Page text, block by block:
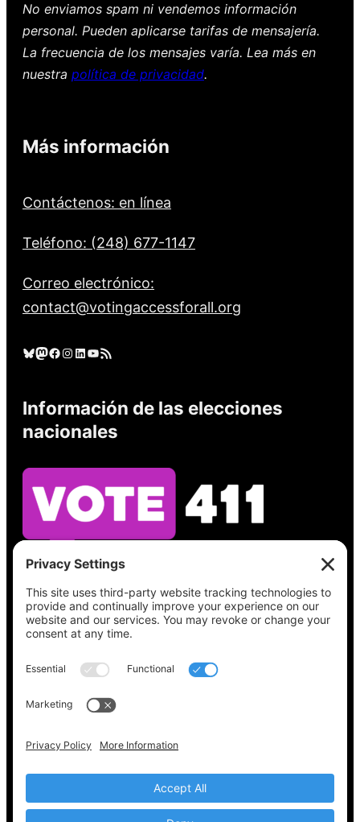
No enviamos spam ni vendemos información
personal. Pueden aplicarse tarifas de mensajería.
La frecuencia de los mensajes varía. Lea más en
nuestra política de privacidad.
Más información
Contáctenos: en línea
Teléfono: (248) 677-1147
Correo electrónico:
contact@votingaccessforall.org
Cielo azul Mastodonte Facebook Instagram LinkedIn YouTube Feed RSS
Información de las elecciones
nacionales
Vea lo que hay en su boleta, encuentre su
lugar de votación, verifique el estado de su
registro y obtenga toda la información
electoral que necesita enVote411.org.
Por favor no utilice:
Derechos de autor © 2022-2024 Coalición de
acceso al voto para todos